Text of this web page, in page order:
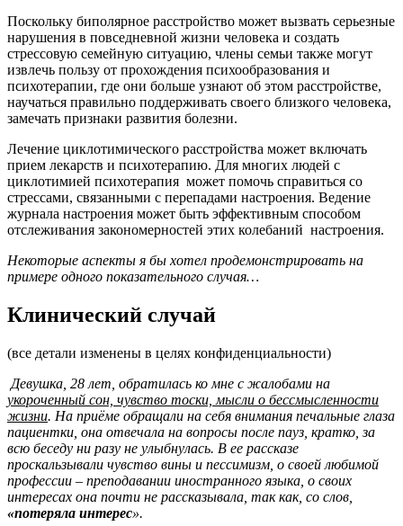
Поскольку биполярное расстройство может вызвать серьезные
нарушения в повседневной жизни человека и создать
стрессовую семейную ситуацию, члены семьи также могут
извлечь пользу от прохождения психообразования и
психотерапии, где они больше узнают об этом расстройстве,
научаться правильно поддерживать своего близкого человека,
замечать признаки развития болезни.
Лечение циклотимического расстройства может включать
прием лекарств и психотерапию. Для многих людей с
циклотимией психотерапия может помочь справиться со
стрессами, связанными с перепадами настроения. Ведение
журнала настроения может быть эффективным способом
отслеживания закономерностей этих колебаний настроения.
Некоторые аспекты я бы хотел продемонстрировать на
примере одного показательного случая…
Клинический случай
(все детали изменены в целях конфиденциальности)
Девушка, 28 лет, обратилась ко мне с жалобами на
укороченный сон, чувство тоски, мысли о бессмысленности
жизни. На приёме обращали на себя внимания печальные глаза
пациентки, она отвечала на вопросы после пауз, кратко, за
всю беседу ни разу не улыбнулась. В ее рассказе
проскальзывали чувство вины и пессимизм, о своей любимой
профессии – преподавании иностранного языка, о своих
интересах она почти не рассказывала, так как, со слов,
«потеряла интерес».